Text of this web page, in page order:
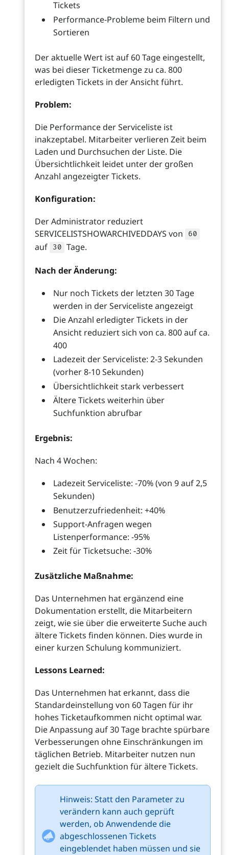
Tickets
Performance-Probleme beim Filtern und
Sortieren
Der aktuelle Wert ist auf 60 Tage eingestellt,
was bei dieser Ticketmenge zu ca. 800
erledigten Tickets in der Ansicht führt.
Problem:
Die Performance der Serviceliste ist
inakzeptabel. Mitarbeiter verlieren Zeit beim
Laden und Durchsuchen der Liste. Die
Übersichtlichkeit leidet unter der großen
Anzahl angezeigter Tickets.
Konfiguration:
Der Administrator reduziert
SERVICELISTSHOWARCHIVEDDAYS von
60
auf 30 Tage.
Nach der Änderung:
Nur noch Tickets der letzten 30 Tage
werden in der Serviceliste angezeigt
Die Anzahl erledigter Tickets in der
Ansicht reduziert sich von ca. 800 auf ca.
400
Ladezeit der Serviceliste: 2-3 Sekunden
(vorher 8-10 Sekunden)
Übersichtlichkeit stark verbessert
Ältere Tickets weiterhin über
Suchfunktion abrufbar
Ergebnis:
Nach 4 Wochen:
Ladezeit Serviceliste: -70% (von 9 auf 2,5
Sekunden)
Benutzerzufriedenheit: +40%
Support-Anfragen wegen
Listenperformance: -95%
Zeit für Ticketsuche: -30%
Zusätzliche Maßnahme:
Das Unternehmen hat ergänzend eine
Dokumentation erstellt, die Mitarbeitern
zeigt, wie sie über die erweiterte Suche auch
ältere Tickets finden können. Dies wurde in
einer kurzen Schulung kommuniziert.
Lessons Learned:
Das Unternehmen hat erkannt, dass die
Standardeinstellung von 60 Tagen für ihr
hohes Ticketaufkommen nicht optimal war.
Die Anpassung auf 30 Tage brachte spürbare
Verbesserungen ohne Einschränkungen im
täglichen Betrieb. Mitarbeiter nutzen nun
gezielt die Suchfunktion für ältere Tickets.
Hinweis: Statt den Parameter zu
verändern kann auch geprüft
werden, ob Anwendende die
abgeschlossenen Tickets
eingeblendet haben müssen und sie